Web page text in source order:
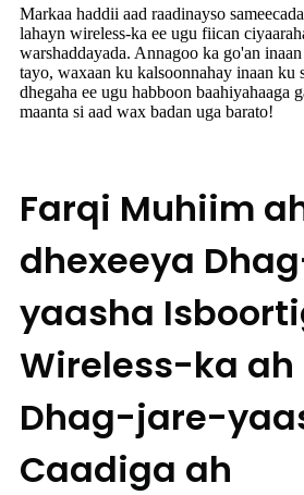
Markaa haddii aad raadinayso
lahayn wireless-ka ee ugu fiican
warshaddayada. Annagoo ka go'an
tayo, waxaan ku kalsoonnahay inaan ku
dhegaha ee ugu habboon baahiyahaaga
maanta si aad wax badan uga barato!
Farqi Muhiim
dhexeeya
yaasha
Wireless-ka ah
Dhag-jare-
Caadiga ah